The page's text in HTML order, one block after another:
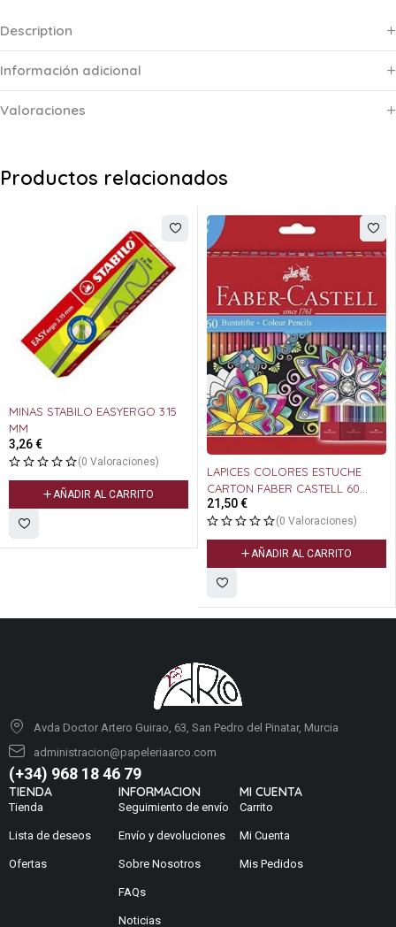
Description
Información adicional
Valoraciones
Productos relacionados
MINAS STABILO EASYERGO 3.15
MM
3,26€
(0 Valoraciones)
AÑADIR AL CARRITO
LAPICES COLORES ESTUCHE
CARTON FABER CASTELL 60
UDS.
21,50€
(0 Valoraciones)
AÑADIR AL CARRITO
Avda Doctor Artero Guirao, 63, San Pedro del Pinatar, Murcia
administracion@papeleriaarco.com
(+34) 968 18 46 79
TIENDA
Tienda
Lista de deseos
Ofertas
INFORMACION
Seguimiento de envío
Envío y devoluciones
Sobre Nosotros
FAQs
Noticias
MI CUENTA
Carrito
Mi Cuenta
Mis Pedidos